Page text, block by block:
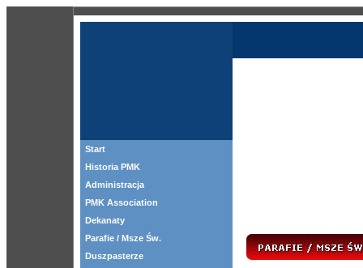
Start
Historia PMK
Administracja
PMK Association
Dekanaty
Parafie / Msze Św.
Duszpasterze